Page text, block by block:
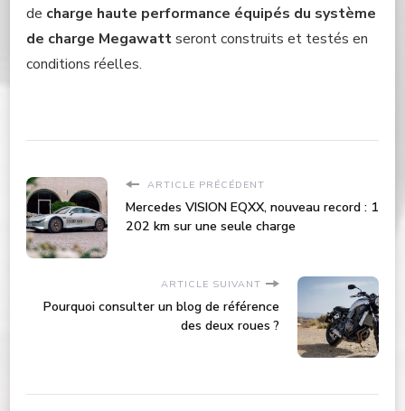
de charge haute performance équipés du système
de charge Megawattseront construits et testés en
conditions réelles.
ARTICLE PRÉCÉDENT
Mercedes VISION EQXX, nouveau record : 1
202 km sur une seule charge
ARTICLE SUIVANT
Pourquoi consulter un blog de référence
des deux roues ?